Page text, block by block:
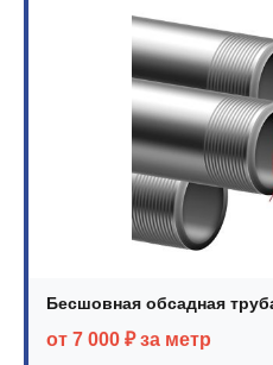
Бесшовная обсадная
от 7 000 ₽ за метр